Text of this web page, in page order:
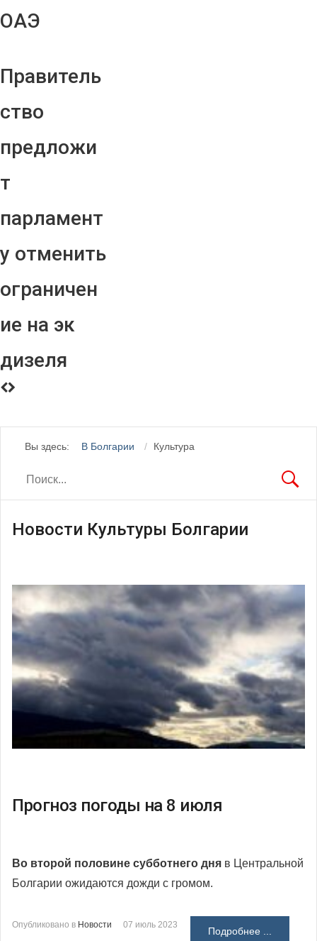
ОАЭ
Правитель
ство
предложи
т
парламент
у отменить
ограничен
ие на эк
дизеля
Вы здесь: В Болгарии Культура
Новости Культуры Болгарии
Прогноз погоды на 8 июля
Во второй половине субботнего дня в Центральной
Болгарии ожидаются дожди с громом.
Опубликовано в Новости 07 июль 2023
Подробнее ...